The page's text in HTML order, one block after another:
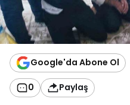
Google'da Abone Ol
0 Paylaş